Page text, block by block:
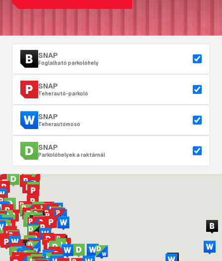
SNAP
Foglalható parkolóhely
SNAP
Teherautó-parkoló
SNAP
Teherautómosó
SNAP
Parkolóhelyek a raktárnál